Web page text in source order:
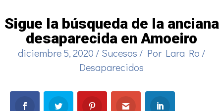
Sigue la búsqueda de la anciana
desaparecida en Amoeiro
diciembre 5, 2020 / Sucesos / Por Lara Ro /
Desaparecidos